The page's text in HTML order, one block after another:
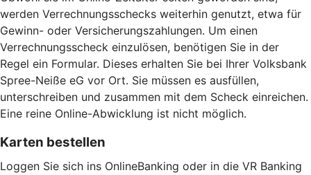
werden Verrechnungsschecks weiterhin genutzt, etwa für
Gewinn- oder Versicherungszahlungen. Um einen
Verrechnungsscheck einzulösen, benötigen Sie in der
Regel ein Formular. Dieses erhalten Sie bei Ihrer Volksbank
Spree-Neiße eG vor Ort. Sie müssen es ausfüllen,
unterschreiben und zusammen mit dem Scheck einreichen.
Eine reine Online-Abwicklung ist nicht möglich.
Karten bestellen
Loggen Sie sich ins OnlineBanking oder in die VR Banking